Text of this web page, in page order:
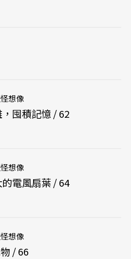
想像
，囤積記憶 / 62
想像
電風扇葉 / 64
想像
/ 66